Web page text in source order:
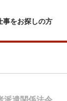
事をお探しの方